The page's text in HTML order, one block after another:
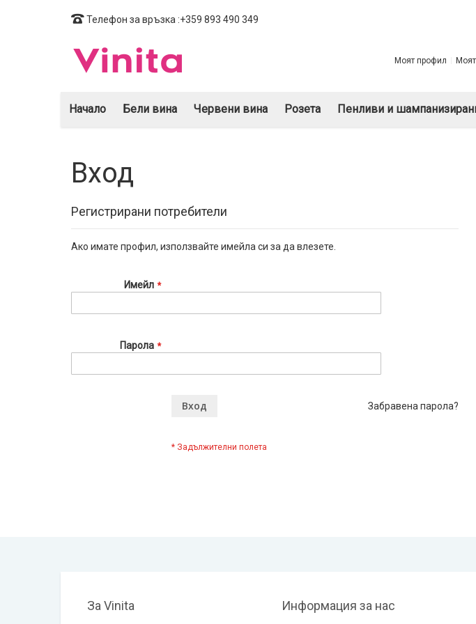
Прескачане
съдържанието
Телефон за връзка :+359 893 490 349
Моят профил
Начало Бели вина Червени вина Розета Пенливи и
Вход
Регистрирани потребители
Ако имате профил, използвайте имейла си за да влезете.
Имейл
Парола
Вход Забравена парола?
За Vinita Информация за нас